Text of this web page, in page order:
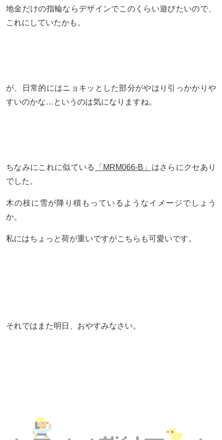
地金だけの指輪ならデザインでこのくらい遊びたいので、
これにしていたかも。
が、日常的にはニョキッとした部分がやはり引っかかりや
すいのかな…というのは気になりますね。
ちなみにこれに似ている 「MRM066-B」 はさらにクセあり
でした。
木の枝に雪が降り積もっているようなイメージでしょう
か。
私にはちょっと荷が重いですがこちらも可愛いです。
それではまた明日、おやすみなさい。